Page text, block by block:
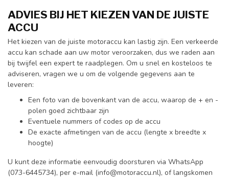
ADVIES BIJ HET KIEZEN VAN DE JUISTE
ACCU
Het kiezen van de juiste motoraccu kan lastig zijn. Een verkeerde
accu kan schade aan uw motor veroorzaken, dus we raden aan
bij twijfel een expert te raadplegen. Om u snel en kosteloos te
adviseren, vragen we u om de volgende gegevens aan te
leveren:
Een foto van de bovenkant van de accu, waarop de + en -
polen goed zichtbaar zijn
Eventuele nummers of codes op de accu
De exacte afmetingen van de accu (lengte x breedte x
hoogte)
U kunt deze informatie eenvoudig doorsturen via WhatsApp
(073-6445734), per e-mail (info@motoraccu.nl), of langskomen